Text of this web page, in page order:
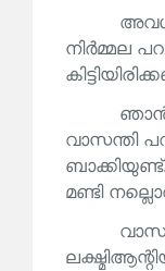
അവൾ
നിർമ്മല
ഞാൻ
വാസന്തി
മണ്ടി